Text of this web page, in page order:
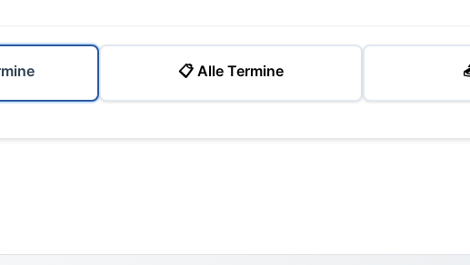
📋 Alle Termine